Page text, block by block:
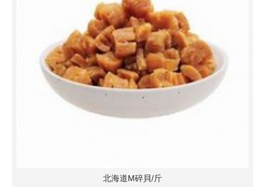
北海道M碎貝/斤